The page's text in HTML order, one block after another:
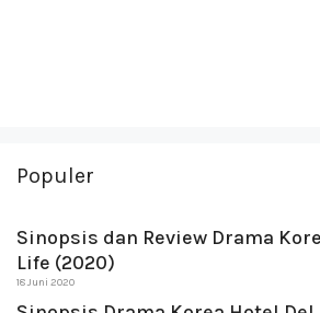
Populer
Sinopsis dan Review Drama
Life (2020)
18 Juni 2020